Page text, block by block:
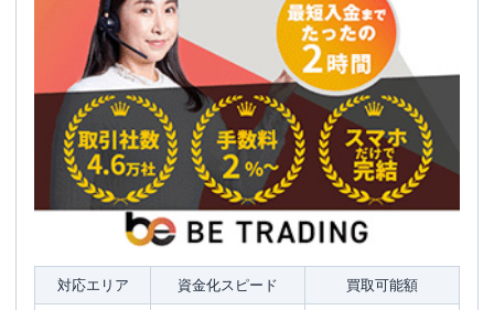
対応エリア 資金化スピード 買取可能額